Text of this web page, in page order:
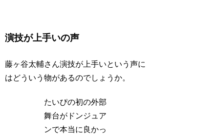
演技が上手いの声
藤ヶ谷太輔さん演技が上手いという声に
はどういう物があるのでしょうか。
たいぴの初の外部
舞台がドンジュア
ンで本当に良かっ